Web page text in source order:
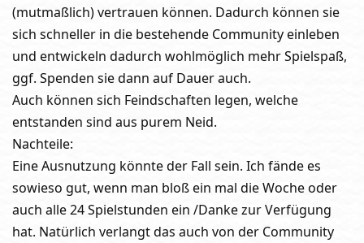
(mutmaßlich) vertrauen können. Dadurch können sie
sich schneller in die bestehende Community einleben
und entwickeln dadurch wohlmöglich mehr Spielspaß,
ggf. Spenden sie dann auf Dauer auch.
Auch können sich Feindschaften legen, welche
entstanden sind aus purem Neid.
Nachteile:
Eine Ausnutzung könnte der Fall sein. Ich fände es
sowieso gut, wenn man bloß ein mal die Woche oder
auch alle 24 Spielstunden ein /Danke zur Verfügung
hat. Natürlich verlangt das auch von der Community